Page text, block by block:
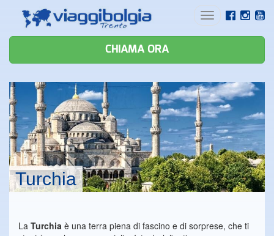
Toggle
CHIAMA ORA
Turchia
La Turchia è una terra piena di fascino e di sorprese, che ti